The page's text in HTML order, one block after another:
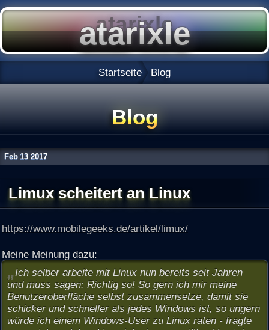
Startseite Blog
Blog
Feb 13 2017
Limux scheitert an Linux
https://www.mobilegeeks.de/artikel/limux/
Meine Meinung dazu:
Ich selber arbeite mit Linux nun bereits seit Jahren
und muss sagen: Richtig so! So gern ich mir meine
Benutzeroberfläche selbst zusammensetze, damit sie
schicker und schneller als jedes Windows ist, so ungern
würde ich einem Windows-User zu Linux raten - fragte